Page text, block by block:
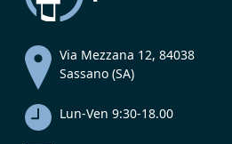
Via Mezzana 12, 84038
Sassano (SA)
Lun-Ven 9:30-18.00